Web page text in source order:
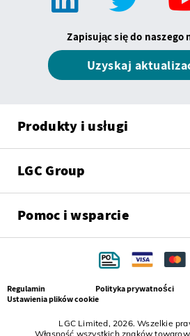
Zapisując się do naszego
Uzyskaj
Produkty i usługi
LGC Group
Pomoc i wsparcie
LGC Limited, 2026. Wszelkie
Własność wszystkich znaków
Regulamin Polityka prywatności
Ustawienia plików cookie